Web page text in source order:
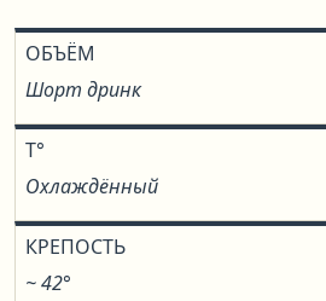
ОБЪЁМ
Шорт дринк
T°
Охлаждённый
КРЕПОСТЬ
~ 42°